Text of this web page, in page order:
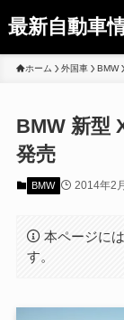
最新自動車
ホーム 外国車 BMW
BMW 新型
発売
BMW 2014年2
本ページに
す。